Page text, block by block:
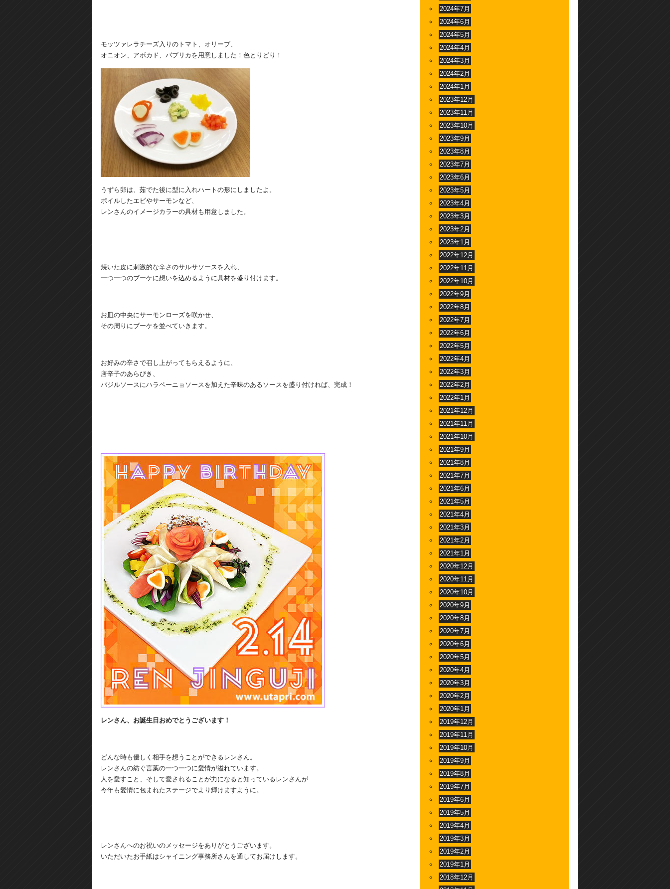
モッツァレラチーズ入りのトマト、オリーブ、
オニオン、アボカド、パプリカを用意しました！色とりどり！
うずら卵は、茹でた後に型に入れハートの形にしましたよ。
ボイルしたエビやサーモンなど、
レンさんのイメージカラーの具材も用意しました。
焼いた皮に刺激的な辛さのサルサソースを入れ、
一つ一つのブーケに想いを込めるように具材を盛り付けます。
お皿の中央にサーモンローズを咲かせ、
その周りにブーケを並べていきます。
お好みの辛さで召し上がってもらえるように、
唐辛子のあらびき、
バジルソースにハラペーニョソースを加えた辛味のあるソースを盛り付ければ、完成！
レンさん、お誕生日おめでとうございます！
どんな時も優しく相手を想うことができるレンさん。
レンさんの紡ぐ言葉の一つ一つに愛情が溢れています。
人を愛すこと、そして愛されることが力になると知っているレンさんが
今年も愛情に包まれたステージでより輝けますように。
レンさんへのお祝いのメッセージをありがとうございます。
いただいたお手紙はシャイニング事務所さんを通してお届けします。
2024年7月
2024年6月
2024年5月
2024年4月
2024年3月
2024年2月
2024年1月
2023年12月
2023年11月
2023年10月
2023年9月
2023年8月
2023年7月
2023年6月
2023年5月
2023年4月
2023年3月
2023年2月
2023年1月
2022年12月
2022年11月
2022年10月
2022年9月
2022年8月
2022年7月
2022年6月
2022年5月
2022年4月
2022年3月
2022年2月
2022年1月
2021年12月
2021年11月
2021年10月
2021年9月
2021年8月
2021年7月
2021年6月
2021年5月
2021年4月
2021年3月
2021年2月
2021年1月
2020年12月
2020年11月
2020年10月
2020年9月
2020年8月
2020年7月
2020年6月
2020年5月
2020年4月
2020年3月
2020年2月
2020年1月
2019年12月
2019年11月
2019年10月
2019年9月
2019年8月
2019年7月
2019年6月
2019年5月
2019年4月
2019年3月
2019年2月
2019年1月
2018年12月